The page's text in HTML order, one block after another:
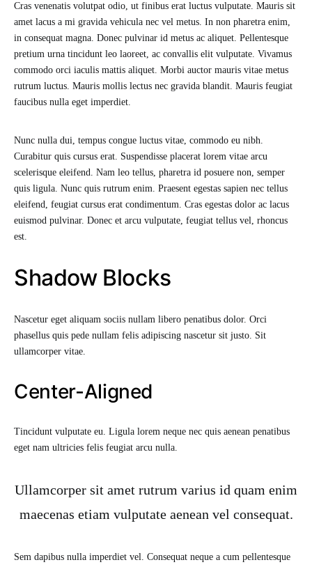
Cras venenatis volutpat odio, ut finibus erat luctus vulputate. Mauris sit
amet lacus a mi gravida vehicula nec vel metus. In non pharetra enim,
in consequat magna. Donec pulvinar id metus ac aliquet. Pellentesque
pretium urna tincidunt leo laoreet, ac convallis elit vulputate. Vivamus
commodo orci iaculis mattis aliquet. Morbi auctor mauris vitae metus
rutrum luctus. Mauris mollis lectus nec gravida blandit. Mauris feugiat
faucibus nulla eget imperdiet.
Nunc nulla dui, tempus congue luctus vitae, commodo eu nibh.
Curabitur quis cursus erat. Suspendisse placerat lorem vitae arcu
scelerisque eleifend. Nam leo tellus, pharetra id posuere non, semper
quis ligula. Nunc quis rutrum enim. Praesent egestas sapien nec tellus
eleifend, feugiat cursus erat condimentum. Cras egestas dolor ac lacus
euismod pulvinar. Donec et arcu vulputate, feugiat tellus vel, rhoncus
est.
Shadow Blocks
Nascetur eget aliquam sociis nullam libero penatibus dolor. Orci
phasellus quis pede nullam felis adipiscing nascetur sit justo. Sit
ullamcorper vitae.
Center-Aligned
Tincidunt vulputate eu. Ligula lorem neque nec quis aenean penatibus
eget nam ultricies felis feugiat arcu nulla.
Ullamcorper sit amet rutrum varius id quam enim
maecenas etiam vulputate aenean vel consequat.
Sem dapibus nulla imperdiet vel. Consequat neque a cum pellentesque